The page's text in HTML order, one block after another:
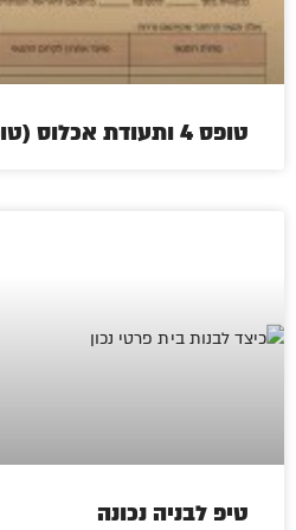
טופס 4 ותעודת אכלוס (טופס 5)
טיפ לבניה נכונה